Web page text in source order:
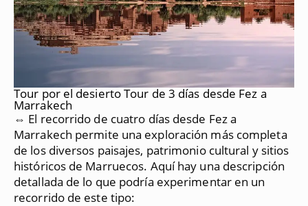
Tour por el desierto Tour de 3 días desde Fez a
Marrakech
⇔ El recorrido de cuatro días desde Fez a
Marrakech permite una exploración más completa
de los diversos paisajes, patrimonio cultural y sitios
históricos de Marruecos. Aquí hay una descripción
detallada de lo que podría experimentar en un
recorrido de este tipo: